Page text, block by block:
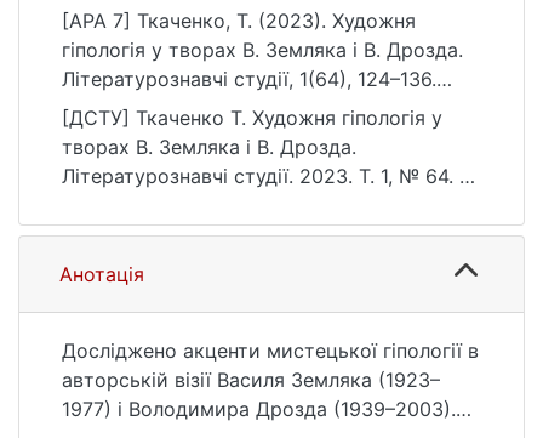
[APA 7] Ткаченко, Т. (2023). Художня
гіпологія у творах В. Земляка і В. Дрозда.
Літературознавчі студії, 1(64), 124–136.
https://doi.org/10.17721/2520-
6346.1(64).124-136
[ДСТУ] Ткаченко Т. Художня гіпологія у
творах В. Земляка і В. Дрозда.
Літературознавчі студії. 2023. Т. 1, № 64. С.
6346.1(64).124-136 (дата звернення:
25.07.2026).
Анотація
Досліджено акценти мистецької гіпології в
авторській візії Василя Земляка (1923–
1977) і Володимира Дрозда (1939–2003).